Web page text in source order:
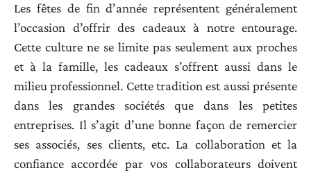
Les fêtes de fin d’année représentent généralement
l’occasion d’offrir des cadeaux à notre entourage.
Cette culture ne se limite pas seulement aux proches
et à la famille, les cadeaux s’offrent aussi dans le
milieu professionnel. Cette tradition est aussi présente
dans les grandes sociétés que dans les petites
entreprises. Il s’agit d’une bonne façon de remercier
ses associés, ses clients, etc. La collaboration et la
confiance accordée par vos collaborateurs doivent